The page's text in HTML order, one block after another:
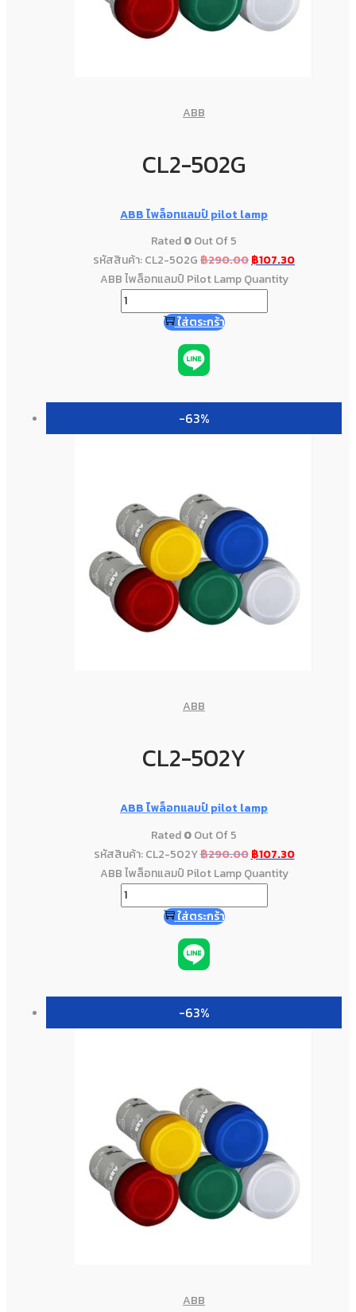
ABB
CL2-502G
ABB ไพล็อทแลมป์ pilot lamp
Rated0Out Of 5
รหัสสินค้า: CL2-502G฿290.00฿107.30
ABB ไพล็อทแลมป์ Pilot Lamp Quantity
ใส่ตระกร้า
-63%
ABB
CL2-502Y
ABB ไพล็อทแลมป์ pilot lamp
Rated0Out Of 5
รหัสสินค้า: CL2-502Y฿290.00 ฿107.30
ABB ไพล็อทแลมป์ Pilot Lamp Quantity
ใส่ตระกร้า
-63%
ABB